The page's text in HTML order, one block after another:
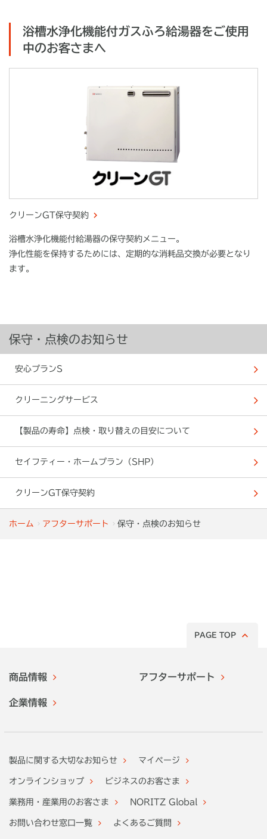
保守・点検のお知らせ
安心プランS
クリーニングサービス
【製品の寿命】点検・取り替えの目安について
セイフティー・ホームプラン（SHP）
クリーンGT保守契約
ホーム アフターサポート 保守・点検のお知らせ
浴槽水浄化機能付ガスふろ給湯器をご使用
中のお客さまへ
クリーンGT保守契約
浴槽水浄化機能付給湯器の保守契約メニュー。
浄化性能を保持するためには、定期的な消耗品交換が必要となり
ます。
PAGE TOP
商品情報 アフターサポート
企業情報
製品に関する大切なお知らせ マイページ
オンラインショップ ビジネスのお客さま
業務用・産業用のお客さま NORITZ Global
お問い合わせ窓口一覧 よくあるご質問